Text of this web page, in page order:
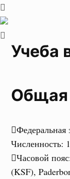
Учеба
Общая
Федеральная
Численность:
Часовой пояс
(KSF),